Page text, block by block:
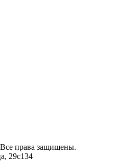
права защищены.
29с134